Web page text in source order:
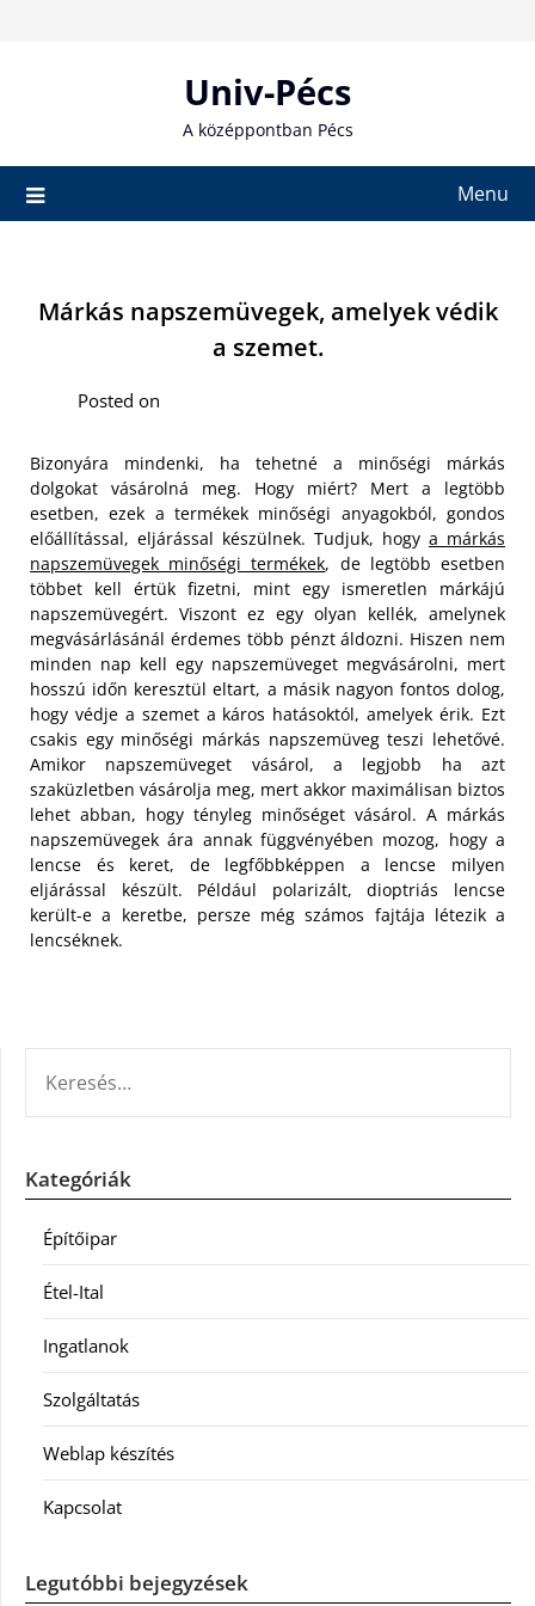
Univ-Pécs
A középpontban Pécs
Menu
Márkás napszemüvegek, amelyek védik
a szemet.
Posted on
Bizonyára mindenki, ha tehetné a minőségi márkás
dolgokat vásárolná meg. Hogy miért? Mert a legtöbb
esetben, ezek a termékek minőségi anyagokból, gondos
előállítással, eljárással készülnek. Tudjuk, hogy a márkás
napszemüvegek minőségi termékek, de legtöbb esetben
többet kell értük fizetni, mint egy ismeretlen márkájú
napszemüvegért. Viszont ez egy olyan kellék, amelynek
megvásárlásánál érdemes több pénzt áldozni. Hiszen nem
minden nap kell egy napszemüveget megvásárolni, mert
hosszú időn keresztül eltart, a másik nagyon fontos dolog,
hogy védje a szemet a káros hatásoktól, amelyek érik. Ezt
csakis egy minőségi márkás napszemüveg teszi lehetővé.
Amikor napszemüveget vásárol, a legjobb ha azt
szaküzletben vásárolja meg, mert akkor maximálisan biztos
lehet abban, hogy tényleg minőséget vásárol. A márkás
napszemüvegek ára annak függvényében mozog, hogy a
lencse és keret, de legfőbbképpen a lencse milyen
eljárással készült. Például polarizált, dioptriás lencse
került-e a keretbe, persze még számos fajtája létezik a
lencséknek.
Kategóriák
Építőipar
Étel-Ital
Ingatlanok
Szolgáltatás
Weblap készítés
Kapcsolat
Legutóbbi bejegyzések